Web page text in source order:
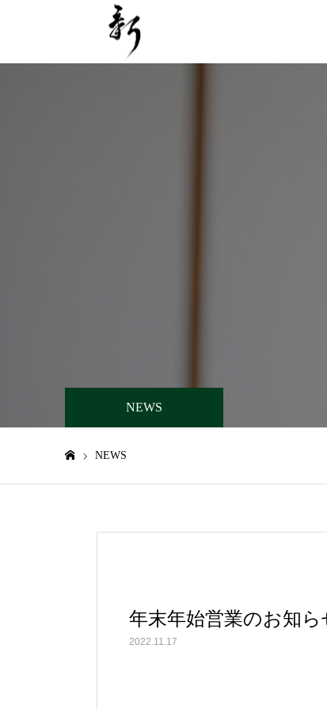
NEWS
NEWS
年末年始営業のお知ら
2022.11.17